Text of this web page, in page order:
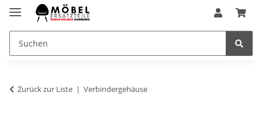
Zurück zur Liste Verbindergehäuse